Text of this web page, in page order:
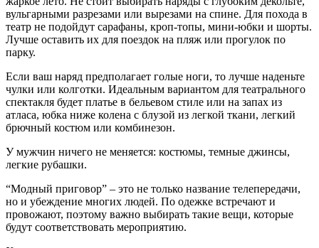
вульгарными разрезами или вырезами на спине. Для похода в
театр не подойдут сарафаны, кроп-топы, мини-юбки и шорты.
Лучше оставить их для поездок на пляж или прогулок по
парку.
Если ваш наряд предполагает голые ноги, то лучше наденьте
чулки или колготки. Идеальным вариантом для театрального
спектакля будет платье в бельевом стиле или на запах из
атласа, юбка ниже колена с блузой из легкой ткани, легкий
брючный костюм или комбинезон.
У мужчин ничего не меняется: костюмы, темные джинсы,
легкие рубашки.
“Модный приговор” – это не только название телепередачи,
но и убеждение многих людей. По одежке встречают и
провожают, поэтому важно выбирать такие вещи, которые
будут соответствовать мероприятию.